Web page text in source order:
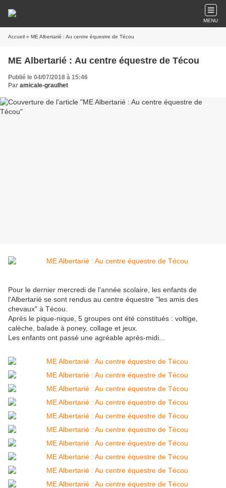
MENU
Accueil » ME Albertarié : Au centre équestre de Técou
ME Albertarié : Au centre équestre de Técou
Publié le 04/07/2018 à 15:46
Par amicale-graulhet
Pour le dernier mercredi de l'année scolaire, les enfants de
l'Albertarié se sont rendus au centre équestre "les amis des
chevaux" à Técou.
Après le pique-nique, 5 groupes ont été constitués : voltige,
calèche, balade à poney, collage et jeux.
Les enfants ont passé une agréable après-midi...